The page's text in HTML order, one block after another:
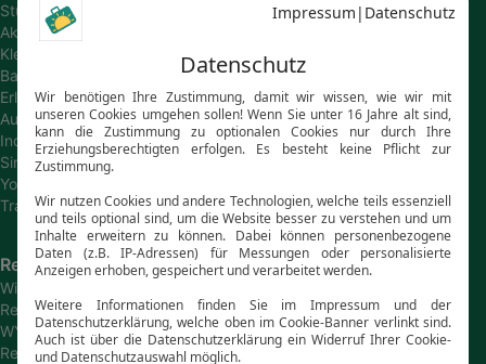
Studienreisen
Aktivreisen
Kleingruppenreisen
Bahn-
Erlebnisreisen
Autoreisen
Individualreisen
Singlereisen
Young
Travel
Reiseanbieter
Wikinger
Reisen
WYLDAWAY
Reisen